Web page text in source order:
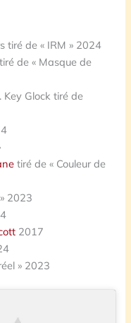
tiré de « IRM » 2024
tiré de « Masque de
Key Glock tiré de
tiré de « Couleur de
2023
2017
» 2023